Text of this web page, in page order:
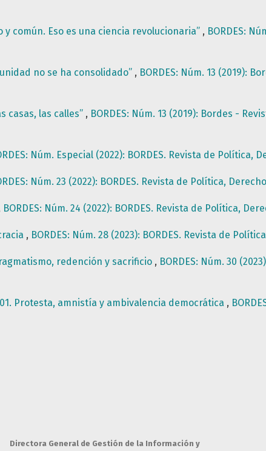
común. Eso es una ciencia revolucionaria” , BORDES:
no se ha consolidado” , BORDES: Núm. 13 (2019):
casas, las calles” , BORDES: Núm. 13 (2019): Bordes -
Núm. Especial (2022): BORDES. Revista de Política,
Núm. 23 (2022): BORDES. Revista de Política,
BORDES: Núm. 24 (2022): BORDES. Revista de Política,
, BORDES: Núm. 28 (2023): BORDES. Revista de
redención y sacrificio , BORDES: Núm. 30
Protesta, amnistía y ambivalencia democrática ,
Directora General de Gestión de la Información y